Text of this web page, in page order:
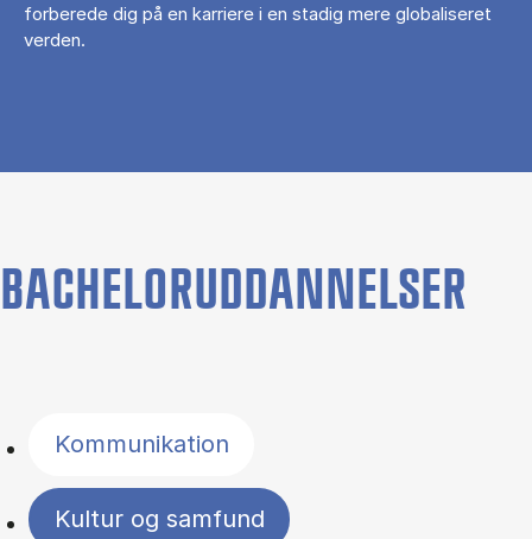
forberede dig på en karriere i en stadig mere globaliseret
verden.
BACHELORUDDANNELSER
Kommunikation
Kultur og samfund